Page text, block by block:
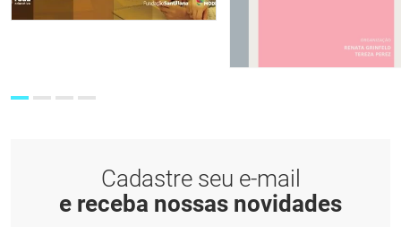
Cadastre seu e-mail
e receba nossas novidades